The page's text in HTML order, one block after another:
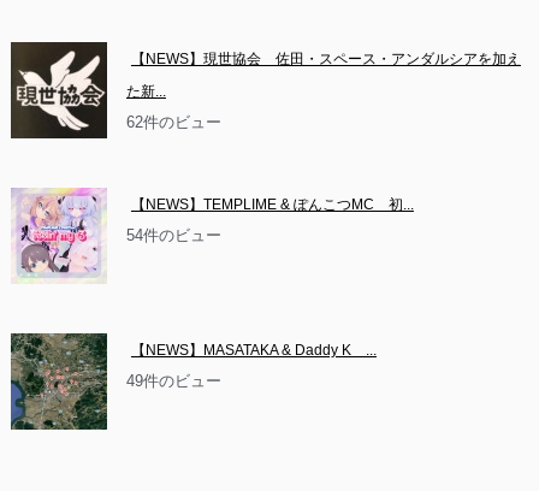
【NEWS】現世協会　佐田・スペース・アンダルシアを加え
た新...
62件のビュー
【NEWS】TEMPLIME & ぽんこつMC　初...
54件のビュー
【NEWS】MASATAKA & Daddy K　...
49件のビュー